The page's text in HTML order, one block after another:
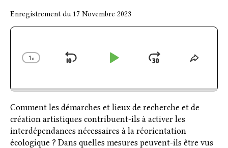
Enregistrement du 17 Novembre 2023
Audio
Change
1x
Skip
Play
Jump Share
Comment les démarches et lieux de recherche et de
création artistiques contribuent-ils à activer les
interdépendances nécessaires à la réorientation
écologique ? Dans quelles mesures peuvent-ils être vus